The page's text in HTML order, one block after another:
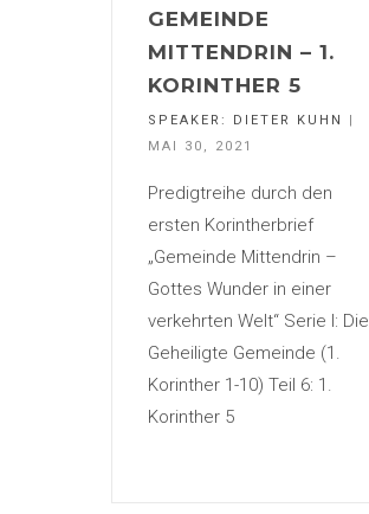
GEMEINDE
MITTENDRIN – 1.
KORINTHER 5
SPEAKER: DIETER KUHN
|
MAI 30, 2021
Predigtreihe durch den
ersten Korintherbrief
„Gemeinde Mittendrin –
Gottes Wunder in einer
verkehrten Welt“ Serie I: Die
Geheiligte Gemeinde (1.
Korinther 1-10) Teil 6: 1.
Korinther 5